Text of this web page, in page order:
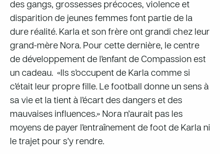
des gangs, grossesses précoces, violence et
disparition de jeunes femmes font partie de la
dure réalité. Karla et son frère ont grandi chez leur
grand-mère Nora. Pour cette dernière, le centre
de développement de l’enfant de Compassion est
un cadeau. «Ils s’occupent de Karla comme si
c’était leur propre fille. Le football donne un sens à
sa vie et la tient à l’écart des dangers et des
mauvaises influences.» Nora n’aurait pas les
moyens de payer l’entraînement de foot de Karla ni
le trajet pour s’y rendre.